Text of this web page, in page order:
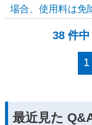
場合、使用料は免
38 件
1
最近見た